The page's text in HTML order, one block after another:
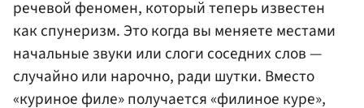
речевой феномен, который теперь известен
как спунеризм. Это когда вы меняете местами
начальные звуки или слоги соседних слов —
случайно или нарочно, ради шутки. Вместо
«куриное филе» получается «филиное куре»,